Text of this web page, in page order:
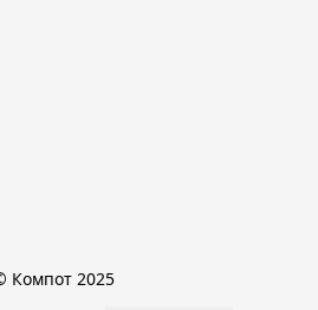
© Компот 2025